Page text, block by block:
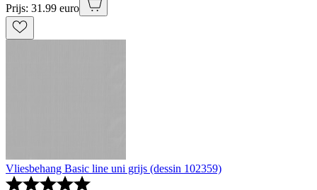
Prijs: 31.99 euro
Vliesbehang Basic line uni grijs (dessin 102359)